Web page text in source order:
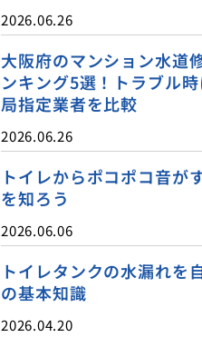
2026.06.26
大阪府のマンション水道
ンキング5選！トラブル
局指定業者を比較
2026.06.26
トイレからポコポコ音が
を知ろう
2026.06.06
トイレタンクの水漏れを
の基本知識
2026.04.20